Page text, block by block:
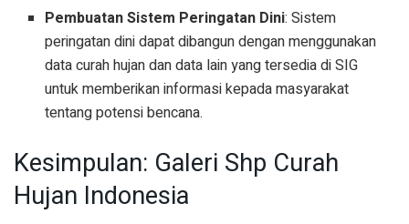
Pembuatan Sistem Peringatan Dini: Sistem
peringatan dini dapat dibangun dengan menggunakan
data curah hujan dan data lain yang tersedia di SIG
untuk memberikan informasi kepada masyarakat
tentang potensi bencana.
Kesimpulan: Galeri Shp Curah
Hujan Indonesia